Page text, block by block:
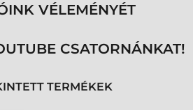
VÉLEMÉNYÉT
CSATORNÁNKAT!
TERMÉKEK